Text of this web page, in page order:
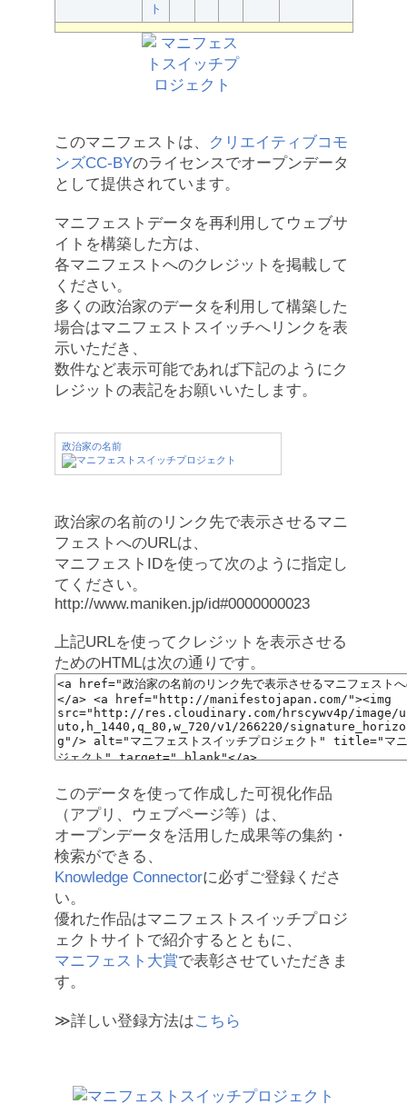
ト
このマニフェストは、
クリエイティブコモ
ンズCC-BYのライセンスでオープンデータ
として提供されています。
マニフェストデータを再利用してウェブサ
イトを構築した方は、
各マニフェストへのクレジットを掲載して
ください。
多くの政治家のデータを利用して構築した
場合はマニフェストスイッチへリンクを表
示いただき、
数件など表示可能であれば下記のようにク
レジットの表記をお願いいたします。
政治家の名前
政治家の名前のリンク先で表示させるマニ
フェストへのURLは、
マニフェストIDを使って次のように指定し
てください。
http://www.maniken.jp/id#0000000023
上記URLを使ってクレジットを表示させる
ためのHTMLは次の通りです。
このデータを使って作成した可視化作品
（アプリ、ウェブページ等）は、
オープンデータを活用した成果等の集約・
検索ができる、
Knowledge Connectorに必ずご登録くださ
い。
優れた作品はマニフェストスイッチプロジ
ェクトサイトで紹介するとともに、
マニフェスト大賞で表彰させていただきま
す。
≫詳しい登録方法はこちら